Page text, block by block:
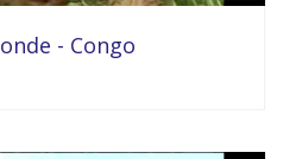
- Congo